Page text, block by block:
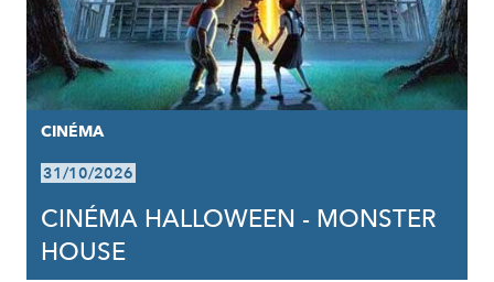
CINÉMA
31/10/2026
CINÉMA HALLOWEEN - MONSTER
HOUSE